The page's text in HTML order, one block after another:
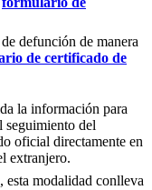
defunción de manera
de certificado de
la información para
seguimiento del
oficial directamente en
extranjero.
esta modalidad conlleva